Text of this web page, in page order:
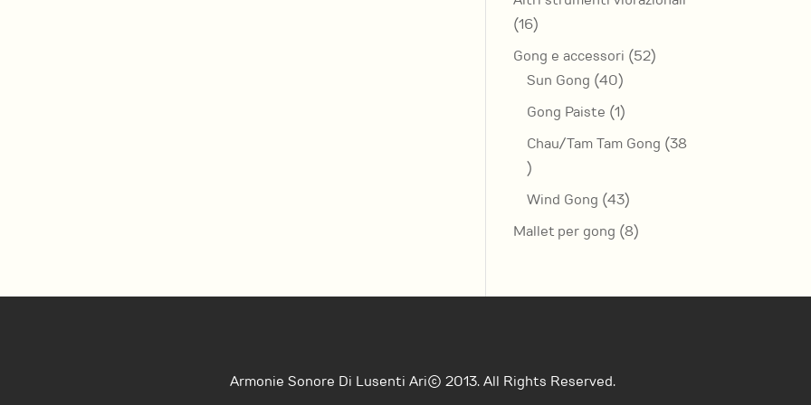
1616
Gong e accessori 5252
Sun Gong 4040
prodotti
Gong Paiste 11
prodotto
Chau/Tam Tam Gong 38
38
prodotti
Wind Gong 4343
prodotti
Mallet per gong 88
Armonie Sonore Di Lusenti Ari© 2013. All Rights Reserved.